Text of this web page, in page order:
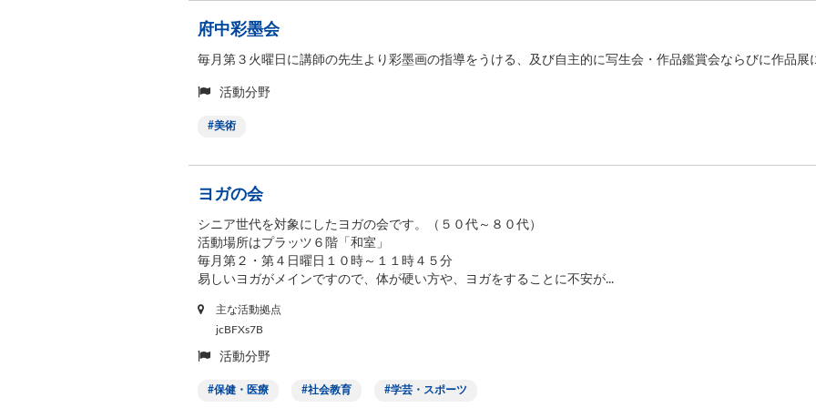
府中彩墨会
毎月第３火曜日に講師の先生より彩墨画の指導をうける、及び自主的に写生会・作品鑑賞会ならびに作品
活動分野
美術
ヨガの会
シニア世代を対象にしたヨガの会です。（５０代～８０代）
活動場所はプラッツ６階「和室」
毎月第２・第４日曜日１０時～１１時４５分
易しいヨガがメインですので、体が硬い方や、ヨガをすることに不安が...
主な活動拠点
jcBFXs7B
活動分野
保健・医療 社会教育 学芸・スポーツ